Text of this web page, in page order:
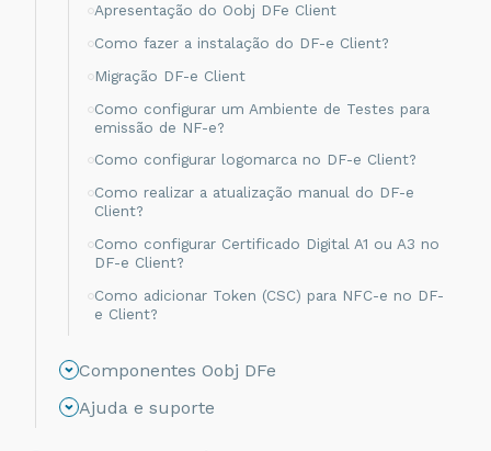
Apresentação do Oobj DFe Client
Como fazer a instalação do DF-e Client?
Migração DF-e Client
Como configurar um Ambiente de Testes para
emissão de NF-e?
Como configurar logomarca no DF-e Client?
Como realizar a atualização manual do DF-e
Client?
Como configurar Certificado Digital A1 ou A3 no
DF-e Client?
Como adicionar Token (CSC) para NFC-e no DF-
e Client?
Como configurar a impressão automática no
DF-e Client?
Componentes Oobj DFe
Ajuda e suporte